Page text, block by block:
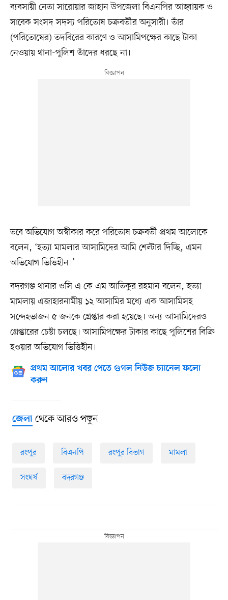
ব্যবসায়ী নেতা সারোয়ার জাহান উপজেলা বিএনপির আহ্বায়ক ও
সাবেক সংসদ সদস্য পরিতোষ চক্রবর্তীর অনুসারী। তাঁর
(পরিতোষের) তদবিরের কারণে ও আসামিপক্ষের কাছে টাকা
নেওয়ায় থানা-পুলিশ তাঁদের ধরছে না।
তবে অভিযোগ অস্বীকার করে পরিতোষ চক্রবর্তী প্রথম আলোকে
বলেন, ‘হত্যা মামলার আসামিদের আমি শেল্টার দিচ্ছি, এমন
অভিযোগ ভিত্তিহীন।’
বদরগঞ্জ থানার ওসি এ কে এম আতিকুর রহমান বলেন, হত্যা
মামলায় এজাহারনামীয় ১২ আসামির মধ্যে এক আসামিসহ
সন্দেহভাজন ৫ জনকে গ্রেপ্তার করা হয়েছে। অন্য আসামিদেরও
গ্রেপ্তারের চেষ্টা চলছে। আসামিপক্ষের টাকার কাছে পুলিশের বিক্রি
হওয়ার অভিযোগ ভিত্তিহীন।
প্রথম আলোর খবর পেতে গুগল নিউজ চ্যানেল ফলো
করুন
জেলাথেকে আরও পড়ুন
রংপুর বিএনপি রংপুর বিভাগ মামলা
সংঘর্ষ বদরগঞ্জ